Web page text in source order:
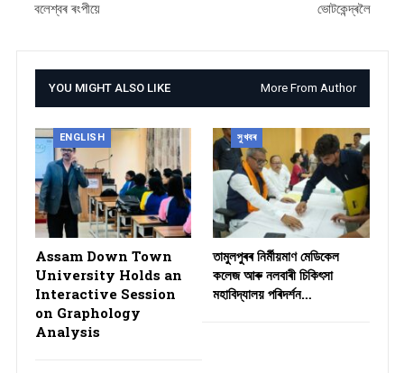
বলেশ্বৰ ৰংপীয়ে
ভোটকেন্দ্ৰলৈ
YOU MIGHT ALSO LIKE More From Author
ENGLISH
Assam Down Town
University Holds an
Interactive Session
on Graphology
Analysis
সুখবৰ
তামুলপুৰৰ নিৰ্মীয়মাণ মেডিকেল
কলেজ আৰু নলবাৰী চিকিৎসা
মহাবিদ্যালয় পৰিদৰ্শন…